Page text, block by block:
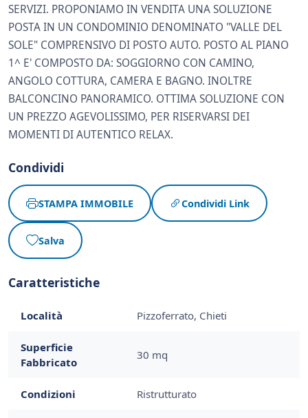
SERVIZI. PROPONIAMO IN VENDITA UNA SOLUZIONE
POSTA IN UN CONDOMINIO DENOMINATO "VALLE DEL
SOLE" COMPRENSIVO DI POSTO AUTO. POSTO AL PIANO
1^ E' COMPOSTO DA: SOGGIORNO CON CAMINO,
ANGOLO COTTURA, CAMERA E BAGNO. INOLTRE
BALCONCINO PANORAMICO. OTTIMA SOLUZIONE CON
UN PREZZO AGEVOLISSIMO, PER RISERVARSI DEI
MOMENTI DI AUTENTICO RELAX.
Condividi
STAMPA IMMOBILE Condividi Link
Salva
Caratteristiche
Località Pizzoferrato, Chieti
Superficie
Fabbricato
30 mq
Condizioni Ristrutturato